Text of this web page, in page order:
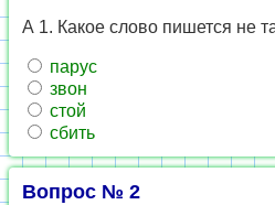
А 1. Какое слово пишется не
парус
звон
стой
сбить
Вопрос № 2